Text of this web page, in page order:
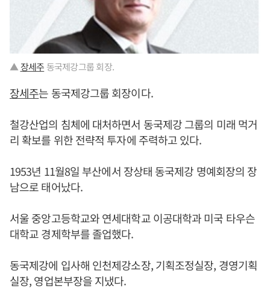
▲ 장세주 동국제강그룹 회장.
장세주는 동국제강그룹 회장이다.
철강산업의 침체에 대처하면서 동국제강 그룹의 미래 먹거
리 확보를 위한 전략적 투자에 주력하고 있다.
1953년 11월8일 부산에서 장상태 동국제강 명예회장의 장
남으로 태어났다.
서울 중앙고등학교와 연세대학교 이공대학과 미국 타우슨
대학교 경제학부를 졸업했다.
동국제강에 입사해 인천제강소장, 기획조정실장, 경영기획
실장, 영업본부장을 지냈다.